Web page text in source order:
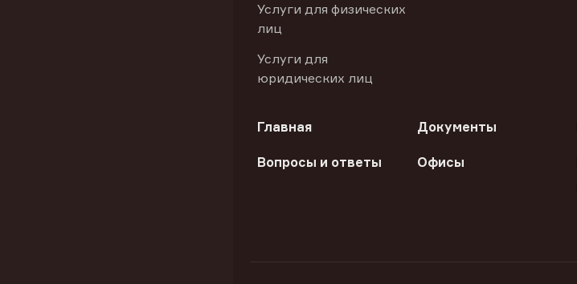
Услуги для физических
лиц
Услуги для
юридических лиц
Главная Документы
Вопросы и ответы Офисы